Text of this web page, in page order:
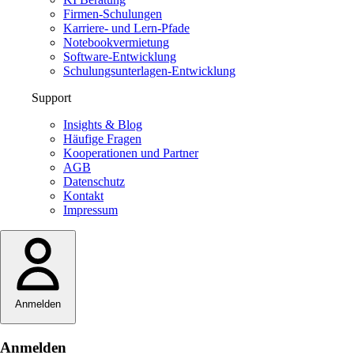
Firmen-Schulungen
Karriere- und Lern-Pfade
Notebookvermietung
Software-Entwicklung
Schulungsunterlagen-Entwicklung
Support
Insights & Blog
Häufige Fragen
Kooperationen und Partner
AGB
Datenschutz
Kontakt
Impressum
Anmelden
Anmelden